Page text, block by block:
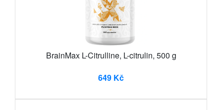
BrainMax L-Citrulline, L-citrulin, 500 g
649 Kč